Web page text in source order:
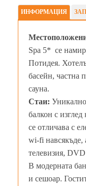
ИНФОРМАЦИЯ
Spa 5* се
Потидея.
басейн, частна
сауна.
Стаи: Уникално
балкон с
се отличава с
wi-fi навсякъде,
телевизия,
В модерната
и сешоар.